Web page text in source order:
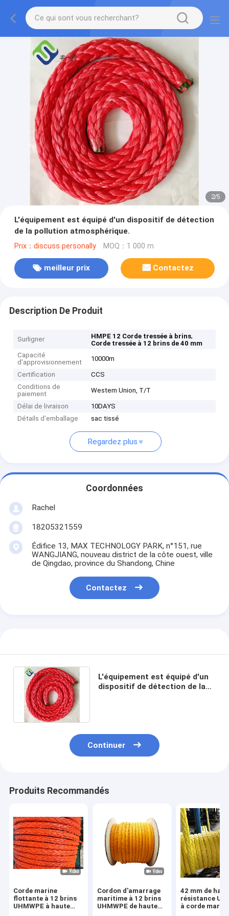
2/5
L'équipement est équipé d'un dispositif de détection
de la pollution atmosphérique.
Prix：discuss personally MOQ：1 000 m
meilleur prix Contactez
Description De Produit
Surligner HMPE 12 Corde tressée à brins,
Corde tressée à 12 brins de 40 mm
Capacité
d'approvisionnement
10000m
Certification
CCS
Conditions de
paiement
Western Union, T/T
Délai de livraison
10DAYS
Détails d'emballage
sac tissé
Regardez plus
Coordonnées
Rachel
18205321559
Édifice 13, MAX TECHNOLOGY PARK, n°151, rue
WANGJIANG, nouveau district de la côte ouest, ville
de Qingdao, province du Shandong, Chine
Contactez
L'équipement est équipé d'un
dispositif de détection de la
Continuer
Produits Recommandés
Corde marine
flottante à 12 brins
UHMWPE à haute
Cordon d'amarrage
maritime à 12 brins
UHMWPE de haute
42 mm de
résistance
à corde